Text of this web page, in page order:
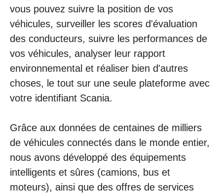
vous pouvez suivre la position de vos
véhicules, surveiller les scores d'évaluation
des conducteurs, suivre les performances de
vos véhicules, analyser leur rapport
environnemental et réaliser bien d'autres
choses, le tout sur une seule plateforme avec
votre identifiant Scania.
Grâce aux données de centaines de milliers
de véhicules connectés dans le monde entier,
nous avons développé des équipements
intelligents et sûres (camions, bus et
moteurs), ainsi que des offres de services